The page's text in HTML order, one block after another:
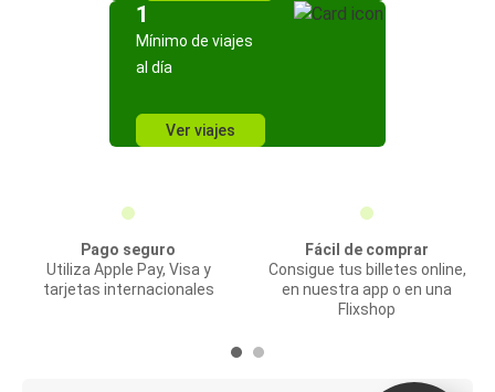
1
Mínimo de viajes
al día
Ver viajes
Pago seguro
Utiliza Apple Pay, Visa y
tarjetas internacionales
Fácil de comprar
Consigue tus billetes online,
en nuestra app o en una
Flixshop